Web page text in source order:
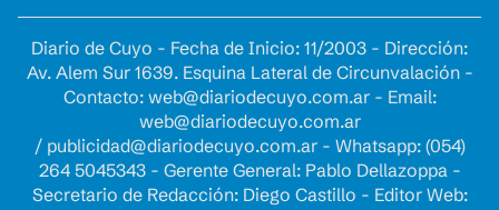
Diario de Cuyo - Fecha de Inicio: 11/2003 - Dirección:
Av. Alem Sur 1639. Esquina Lateral de Circunvalación -
Contacto: web@diariodecuyo.com.ar- Email:
web@diariodecuyo.com.ar
/ publicidad@diariodecuyo.com.ar- Whatsapp: (054)
264 5045343 - Gerente General: Pablo Dellazoppa -
Secretario de Redacción: Diego Castillo - Editor Web: